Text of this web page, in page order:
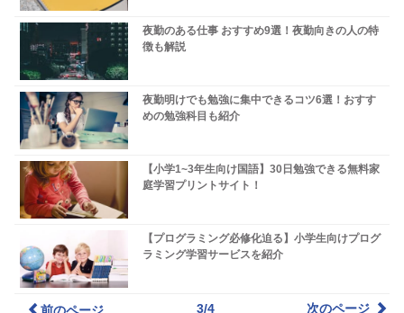
夜勤のある仕事 おすすめ9選！夜勤向きの人の特
徴も解説
夜勤明けでも勉強に集中できるコツ6選！おすす
めの勉強科目も紹介
【小学1~3年生向け国語】30日勉強できる無料家
庭学習プリントサイト！
【プログラミング必修化迫る】小学生向けプログ
ラミング学習サービスを紹介
3/4 次のページ